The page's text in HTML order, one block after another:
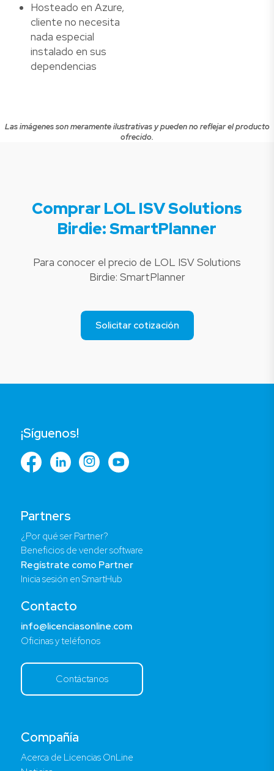
Hosteado en Azure,
cliente no necesita
nada especial
instalado en sus
dependencias
Las imágenes son meramente ilustrativas y pueden no reflejar el producto
ofrecido.
Comprar LOL ISV Solutions
Birdie: SmartPlanner
Para conocer el precio de LOL ISV Solutions
Birdie: SmartPlanner
Solicitar cotización
Compañía
Acerca de Licencias OnLine
Partners
¿Por qué ser Partner?
Beneficios de vender software
Regístrate como Partner
Inicia sesión en SmartHub
Contacto
info@licenciasonline.com
Oficinas y teléfonos
Contáctanos
¡Síguenos!